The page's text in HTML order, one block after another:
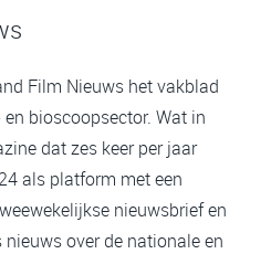
Film Nieuws het vakblad
bioscoopsector. Wat in
dat zes keer per jaar
als platform met een
nieuwsbrief en
over de nationale en